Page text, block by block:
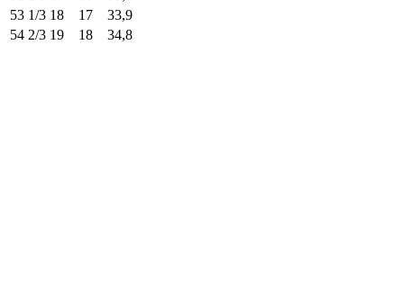
53 1/3 18 17
33,9
54 2/3 19 18 34,8